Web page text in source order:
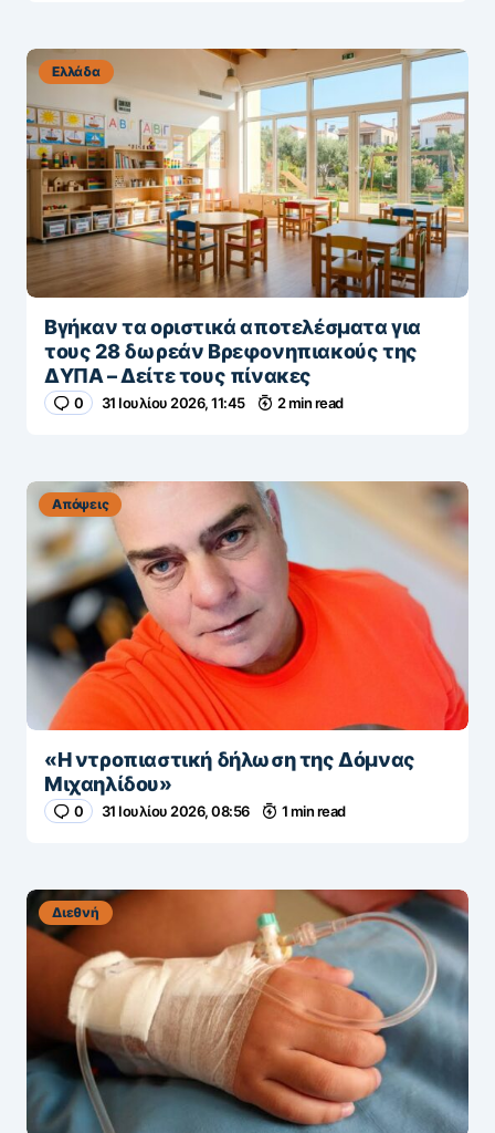
Ελλάδα
Βγήκαν τα οριστικά αποτελέσματα για
τους 28 δωρεάν Βρεφονηπιακούς της
ΔΥΠΑ – Δείτε τους πίνακες
0 31 Ιουλίου 2026, 11:45 2 min read
Απόψεις
«Η ντροπιαστική δήλωση της Δόμνας
Μιχαηλίδου»
0 31 Ιουλίου 2026, 08:56 1 min read
Διεθνή